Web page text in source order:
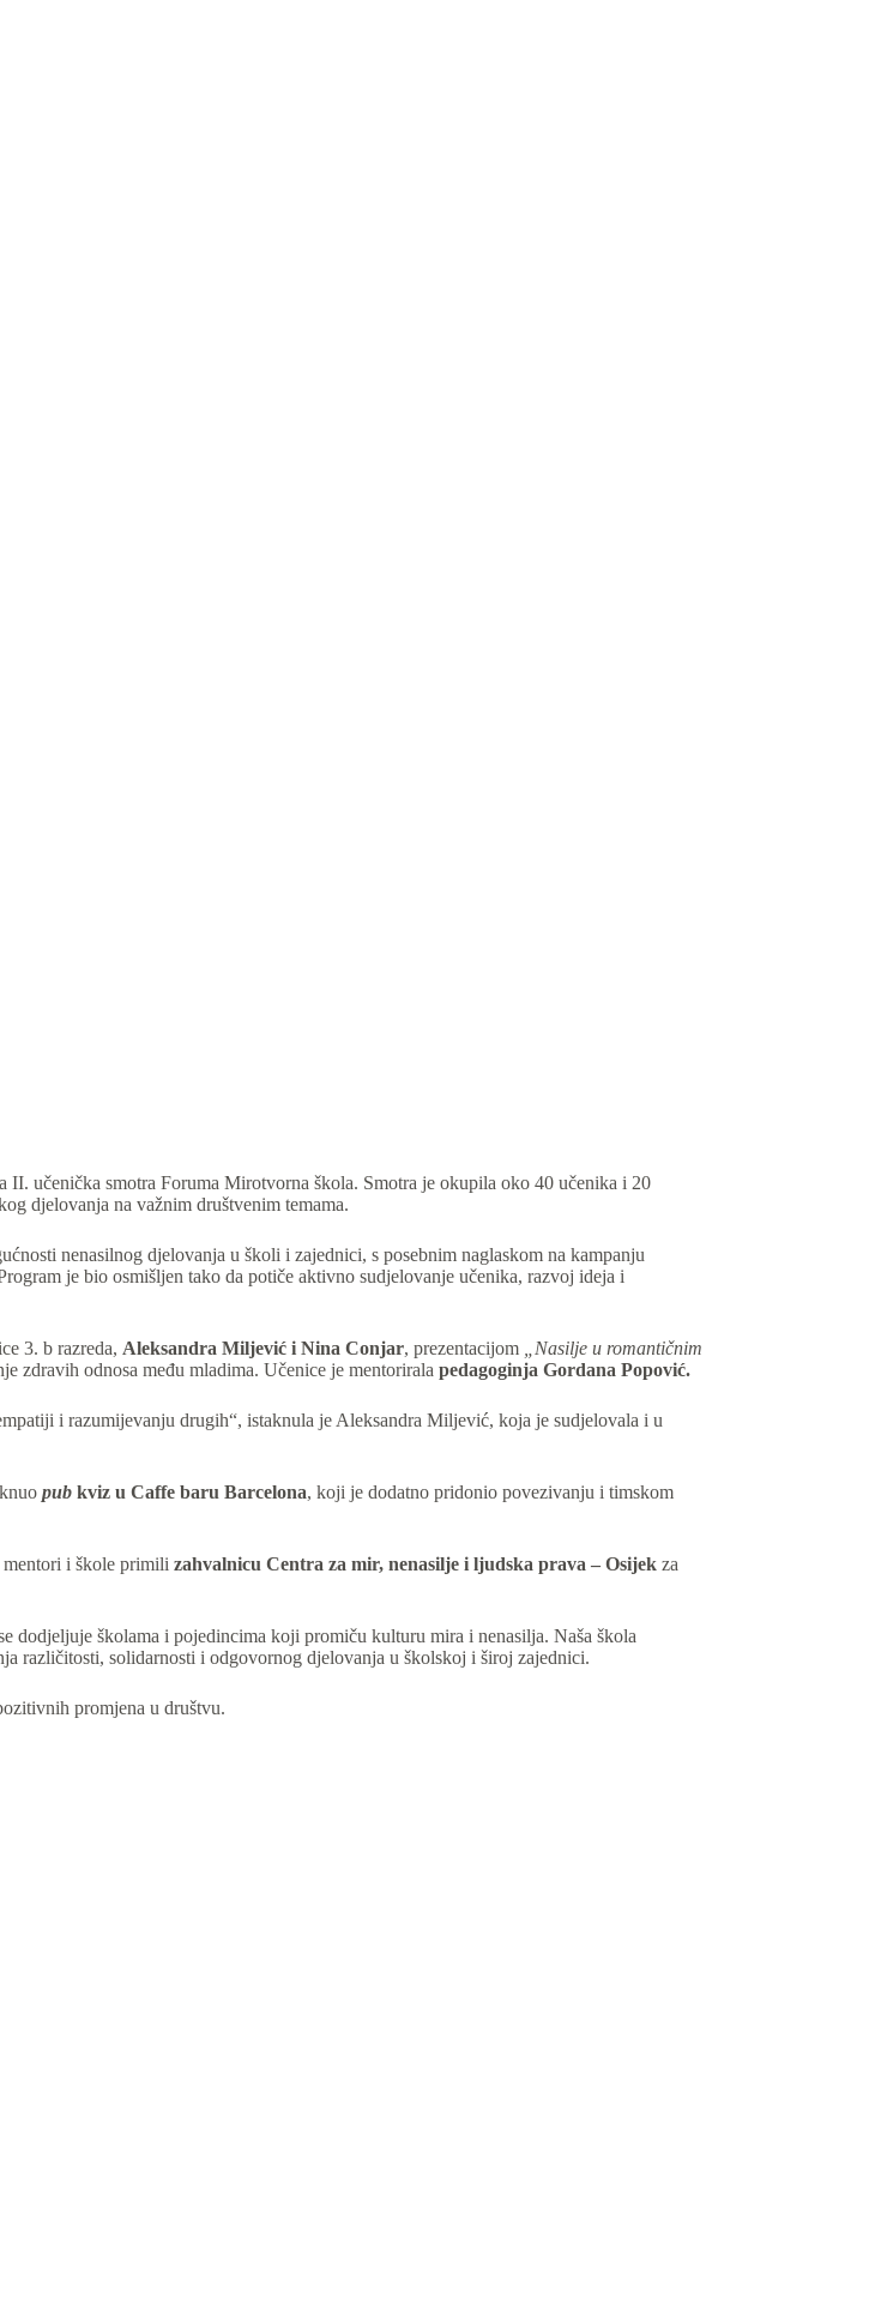
II. učenička smotra Foruma Mirotvorna škola. Smotra je okupila oko 40 učenika i 20
djelovanja na važnim društvenim temama.
nenasilnog djelovanja u školi i zajednici, s posebnim naglaskom na kampanju
je bio osmišljen tako da potiče aktivno sudjelovanje učenika, razvoj ideja i
3. b razreda, Aleksandra Miljević i Nina Conjar, prezentacijom
„Nasilje u romantičnim
zdravih odnosa među mladima. Učenice je mentorirala pedagoginja Gordana Popović.
i razumijevanju drugih“, istaknula je Aleksandra Miljević, koja je sudjelovala i u
pub kviz u Caffe baru Barcelona, koji je dodatno pridonio povezivanju i timskom
mentori i škole primili zahvalnicu Centra za mir, nenasilje i ljudska prava – Osijek za
dodjeljuje školama i pojedincima koji promiču kulturu mira i nenasilja. Naša škola
različitosti, solidarnosti i odgovornog djelovanja u školskoj i široj zajednici.
promjena u društvu.